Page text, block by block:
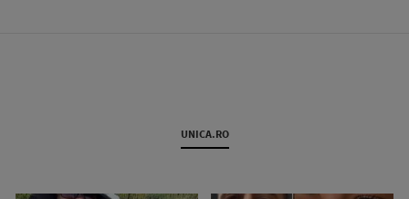
UNICA.RO